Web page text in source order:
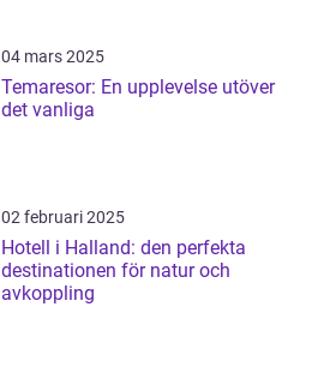
04 mars 2025
Temaresor: En upplevelse utöver
det vanliga
02 februari 2025
Hotell i Halland: den perfekta
destinationen för natur och
avkoppling